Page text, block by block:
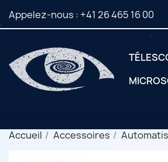
Appelez-nous : +41 26 465 16 00
Accueil Accessoires